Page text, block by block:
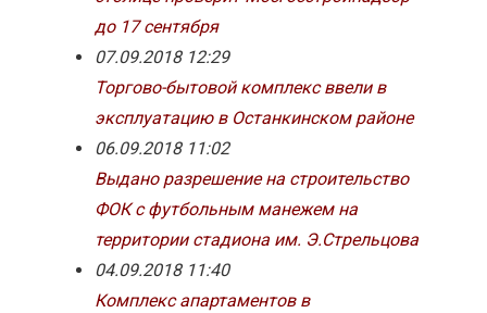
до 17 сентября
07.09.2018 12:29
Торгово-бытовой комплекс ввели в
эксплуатацию в Останкинском районе
06.09.2018 11:02
Выдано разрешение на строительство
ФОК с футбольным манежем на
территории стадиона им. Э.Стрельцова
04.09.2018 11:40
Комплекс апартаментов в